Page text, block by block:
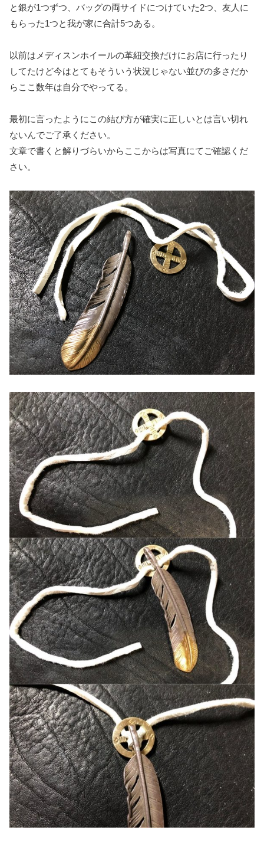
と銀が1つずつ、バッグの両サイドにつけていた2つ、友人に
もらった1つと我が家に合計5つある。
以前はメディスンホイールの革紐交換だけにお店に行ったり
してたけど今はとてもそういう状況じゃない並びの多さだか
らここ数年は自分でやってる。
最初に言ったようにこの結び方が確実に正しいとは言い切れ
ないんでご了承ください。
文章で書くと解りづらいからここからは写真にてご確認くだ
さい。